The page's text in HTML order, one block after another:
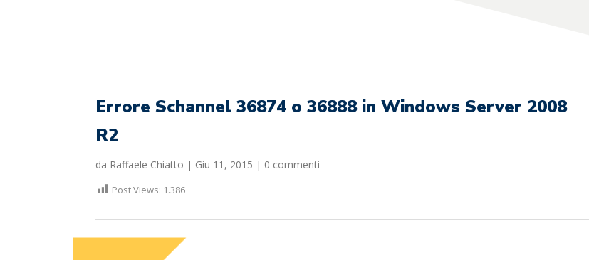
Errore Schannel 36874 o 36888 in Windows Server 2008
R2
da Raffaele Chiatto | Giu 11, 2015 | 0 commenti
Post Views: 1.386